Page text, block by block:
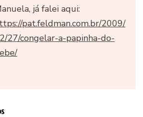
já falei aqui:
pat.feldman.com.br/2009/
27/congelar-a-papinha-do-